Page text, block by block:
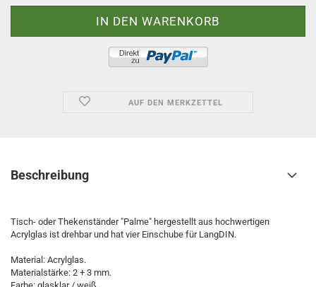
AUF DEN MERKZETTEL
Beschreibung
Tisch- oder Thekenständer "Palme" hergestellt aus hochwertigen
Acrylglas ist drehbar und hat vier Einschube für LangDIN.
Material: Acrylglas.
Materialstärke: 2 + 3 mm.